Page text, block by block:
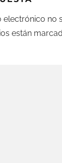
no
están